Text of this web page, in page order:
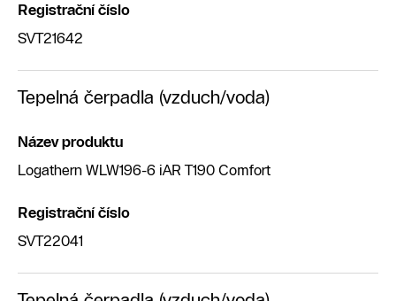
Registrační číslo
SVT21642
Tepelná čerpadla (vzduch/voda)
Název produktu
Logathern WLW196-6 iAR T190 Comfort
Registrační číslo
SVT22041